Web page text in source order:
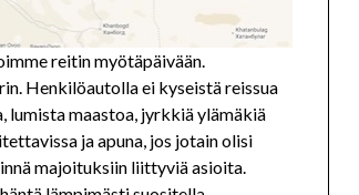
reitin myötäpäivään.
Henkilöautolla ei kyseistä reissua
lumista maastoa, jyrkkiä ylämäkiä
ja apuna, jos jotain olisi
majoituksiin liittyviä asioita.